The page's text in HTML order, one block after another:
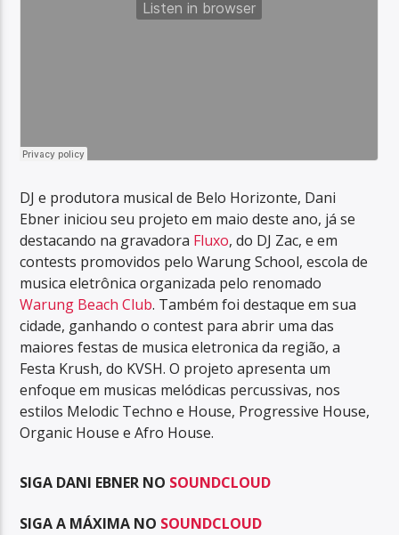
DJ e produtora musical de Belo Horizonte, Dani
Ebner iniciou seu projeto em maio deste ano, já se
destacando na gravadora Fluxo, do DJ Zac, e em
contests promovidos pelo Warung School, escola de
musica eletrônica organizada pelo renomado
Warung Beach Club. Também foi destaque em sua
cidade, ganhando o contest para abrir uma das
maiores festas de musica eletronica da região, a
Festa Krush, do KVSH. O projeto apresenta um
enfoque em musicas melódicas percussivas, nos
estilos Melodic Techno e House, Progressive House,
Organic House e Afro House.
SIGA DANI EBNER NO SOUNDCLOUD
SIGA A MÁXIMA NO SOUNDCLOUD